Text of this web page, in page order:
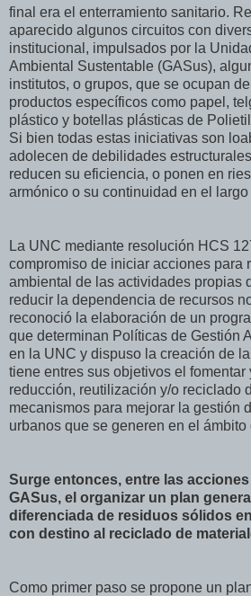
final era el enterramiento sanitario.
aparecido algunos circuitos con
institucional, impulsados por la
Ambiental Sustentable (GASus),
institutos, o grupos, que se ocupan
productos específicos como papel,
plástico y botellas plásticas de
Si bien todas estas iniciativas son
adolecen de debilidades
reducen su eficiencia, o ponen en
armónico o su continuidad en el largo
La UNC mediante resolución HCS
compromiso de iniciar acciones para
ambiental de las actividades propias
reducir la dependencia de recursos
reconoció la elaboración de un
que determinan Políticas de Gestión
en la UNC y dispuso la creación de
tiene entres sus objetivos el
reducción, reutilización y/o reciclado
mecanismos para mejorar la gestión
urbanos que se generen en el ámbito
Surge entonces, entre las
GASus, el organizar un plan
diferenciada de residuos sólidos
con destino al reciclado de
Como primer paso se propone un